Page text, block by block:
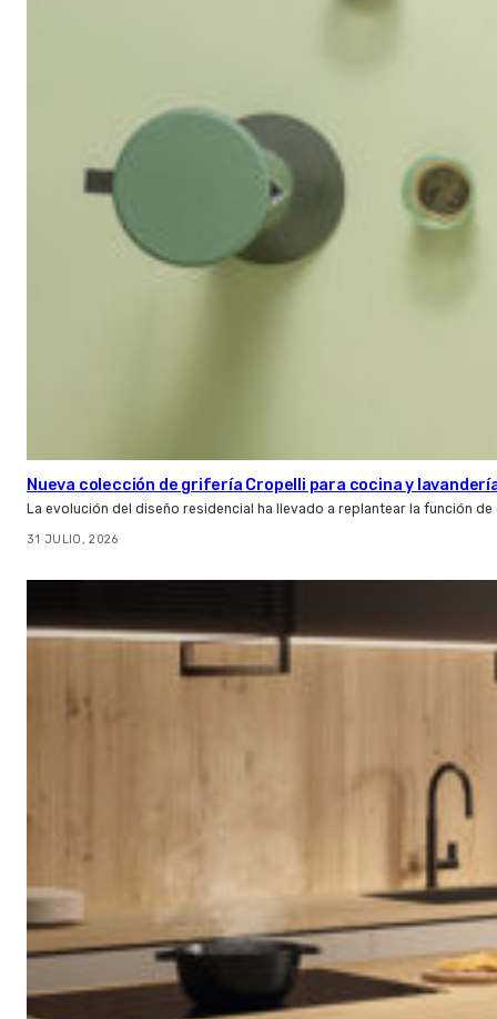
Nueva colección de grifería Cropelli para cocina y
La evolución del diseño residencial ha llevado a replantear la función
31 JULIO, 2026